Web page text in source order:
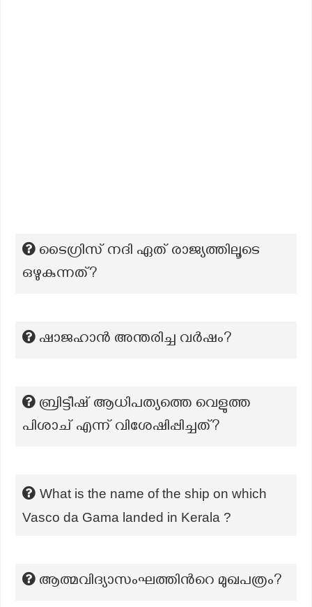
ടൈഗ്രിസ്‌ നദി ഏത് രാജ്യത്തിലൂടെ
ഒഴുകുന്നത്?
ഷാജഹാൻ അന്തരിച്ച വർഷം?
ബ്രിട്ടീഷ് ആധിപത്യത്തെ വെളുത്ത
പിശാച് എന്ന് വിശേഷിപ്പിച്ചത്?
What is the name of the ship on which
Vasco da Gama landed in Kerala ?
ആത്മവിദ്യാസംഘത്തിന്‍റെ മുഖപത്രം?